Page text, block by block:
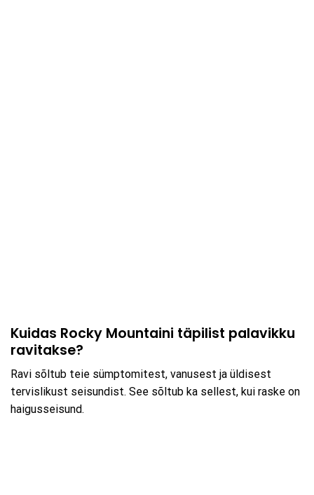
Kuidas Rocky Mountaini täpilist palavikku
ravitakse?
Ravi sõltub teie sümptomitest, vanusest ja üldisest
tervislikust seisundist. See sõltub ka sellest, kui raske on
haigusseisund.